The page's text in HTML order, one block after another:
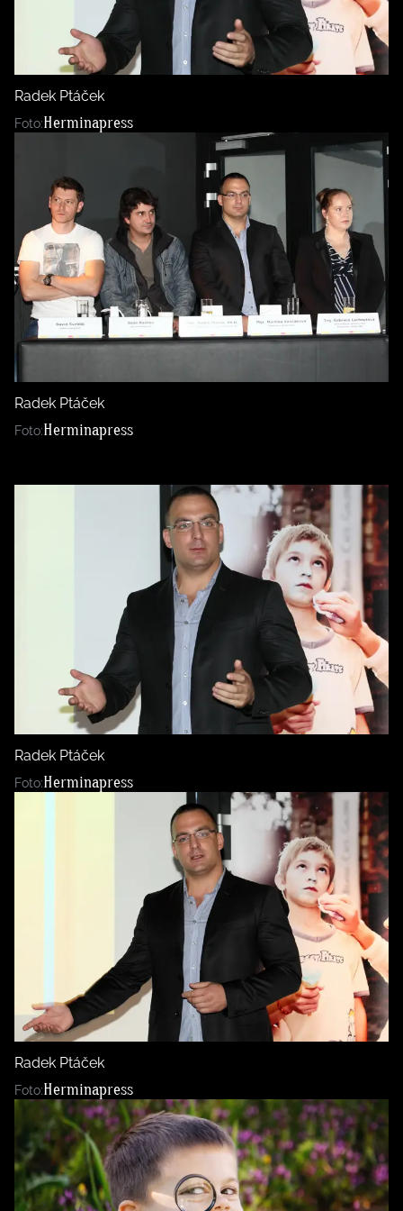
Tvoření
Rady a tipy
BurdaMedia
Extra
SVĚT ŽENY - 599 KČ
Radek Ptáček
Foto:Herminapress
Radek Ptáček
Foto:Herminapress
Radek Ptáček
Foto:Herminapress
Radek Ptáček
Foto:Herminapress